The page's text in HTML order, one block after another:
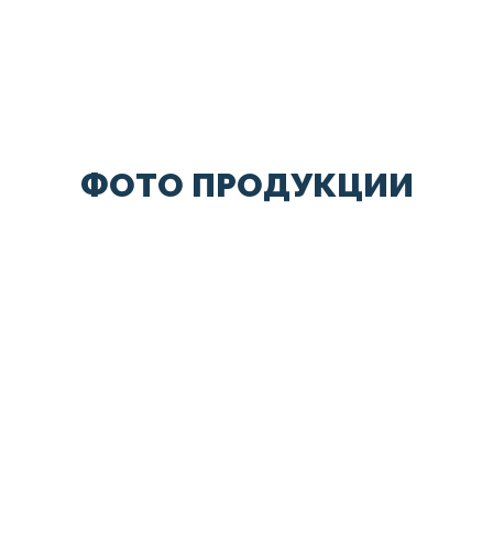
ФОТО ПРОДУКЦИИ